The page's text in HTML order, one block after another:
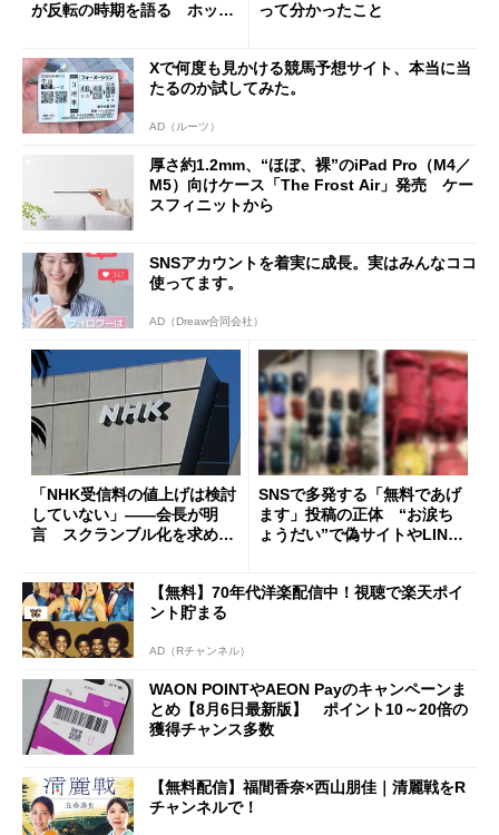
が反転の時期を語る ホッピ
って分かったこと
Xで何度も見かける競馬予想サイト、本当に当
たるのか試してみた。
AD（ルーツ）
厚さ約1.2mm、“ほぼ、裸”のiPad Pro（M4／
M5）向けケース「The Frost Air」発売 ケー
スフィニットから
SNSアカウントを着実に成長。実はみんなココ
使ってます。
AD（Dreaw合同会社）
「NHK受信料の値上げは検討
していない」――会長が明
言 スクランブル化を求める
SNSで多発する「無料であげ
ます」投稿の正体 “お涙ち
ょうだい”で偽サイトやLINE
【無料】70年代洋楽配信中！視聴で楽天ポイ
ント貯まる
AD（Rチャンネル）
WAON POINTやAEON Payのキャンペーンま
とめ【8月6日最新版】 ポイント10～20倍の
獲得チャンス多数
【無料配信】福間香奈×西山朋佳｜清麗戦をR
チャンネルで！